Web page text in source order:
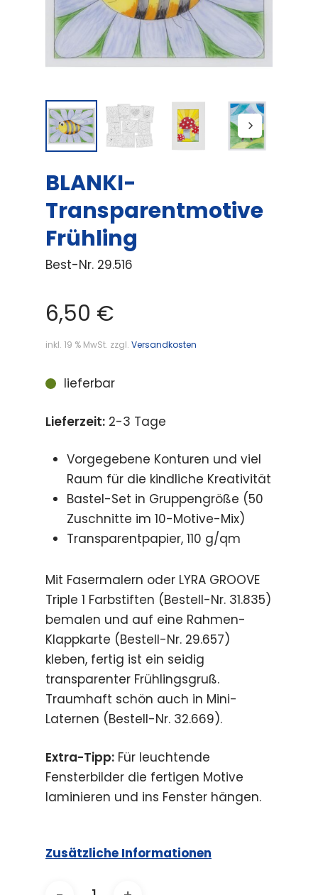
BLANKI-
Transparentmotive
Frühling
Best-Nr. 29.516
6,50 €
inkl. 19 % MwSt. zzgl. Versandkosten
lieferbar
Lieferzeit: 2-3 Tage
Vorgegebene Konturen und viel
Raum für die kindliche Kreativität
Bastel-Set in Gruppengröße (50
Zuschnitte im 10-Motive-Mix)
Transparentpapier, 110 g/qm
Mit Fasermalern oder LYRA GROOVE
Triple 1 Farbstiften (Bestell-Nr. 31.835)
bemalen und auf eine Rahmen-
Klappkarte (Bestell-Nr. 29.657)
kleben, fertig ist ein seidig
transparenter Frühlingsgruß.
Traumhaft schön auch in Mini-
Laternen (Bestell-Nr. 32.669).
Extra-Tipp: Für leuchtende
Fensterbilder die fertigen Motive
laminieren und ins Fenster hängen.
Zusätzliche Informationen